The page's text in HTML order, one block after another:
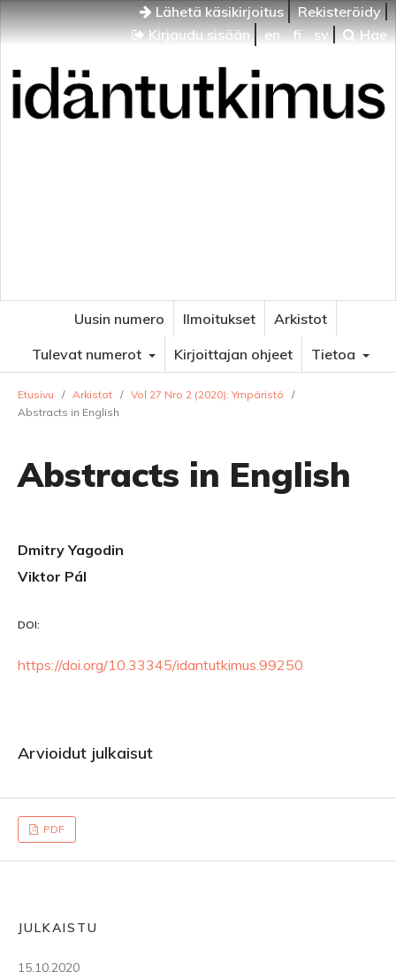
Lähetä käsikirjoitus
Rekisteröidy
Kirjaudu sisään
en fi sv Hae
Uusin numero Ilmoitukset
Arkistot
Tulevat numerot
Kirjoittajan ohjeet Tietoa
Etusivu / Arkistot / Vol 27 Nro 2 (2020): Ympäristö
/
Abstracts in English
Abstracts in English
Dmitry Yagodin
Viktor Pál
DOI:
https://doi.org/10.33345/idantutkimus.99250
Arvioidut julkaisut
PDF
JULKAISTU
15.10.2020